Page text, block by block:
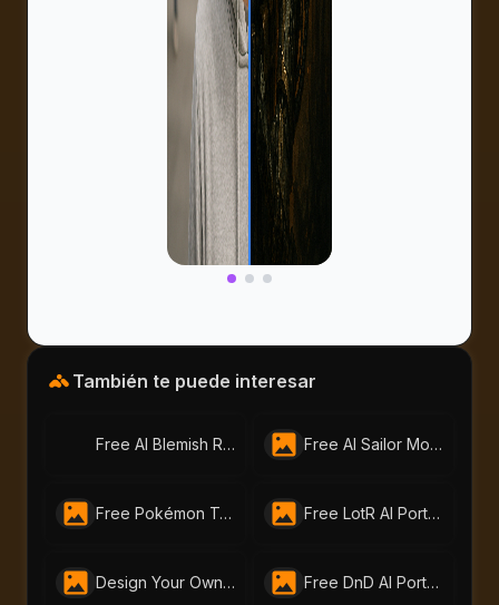
También te puede interesar
Free AI Blemish Remover – Perfect Portraits with AI-Portraits.org Free AI Sailor Moon Filter | Create Anime Portraits with AI-Portraits.org
Free Pokémon Trainer Generator by AI-Portraits.org | Create Your Custom Pokemon Trainer Today Free LotR AI Portrait Generator – Create Your Middle-earth Self
Design Your Own Cyberpunk Character Instantly With Free AI Cyberpunk Character Generator | AI-Portraits.org Free DnD AI Portrait Generator – Create Custom DnD Charactor | ai-portraits.org